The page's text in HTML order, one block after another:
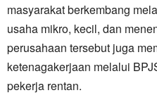
masyarakat berkembang
usaha mikro, kecil, dan
perusahaan tersebut juga
ketenagakerjaan melalui
pekerja rentan.